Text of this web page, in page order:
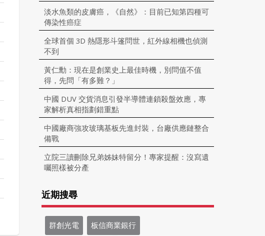
淡水魚類的皮膚癌，《自然》：目前已知第四種可
傳染性癌症
全球首個 3D 熱隱形斗篷問世，紅外線相機也偵測
不到
黃仁勳：現在是創業史上最佳時機，別問值不值
得，先問「有多難？」
中國 DUV 交貨消息引發半導體連鎖殺盤效應，專
家解析真相指劃錯重點
中國廠商強攻玻璃基板先進封裝，台廠供應鏈整合
備戰
立院三讀刪除兄弟姊妹特留分！專家提醒：沒寫遺
囑照樣被分產
近期搜尋
群創光電 板信商業銀行